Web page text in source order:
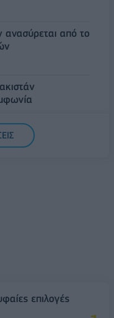
από το
επιλογές